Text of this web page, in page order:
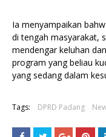
Ia menyampaikan
di tengah masyarakat,
mendengar keluhan
program yang beliau
yang sedang dalam
Tags: DPRD Padang